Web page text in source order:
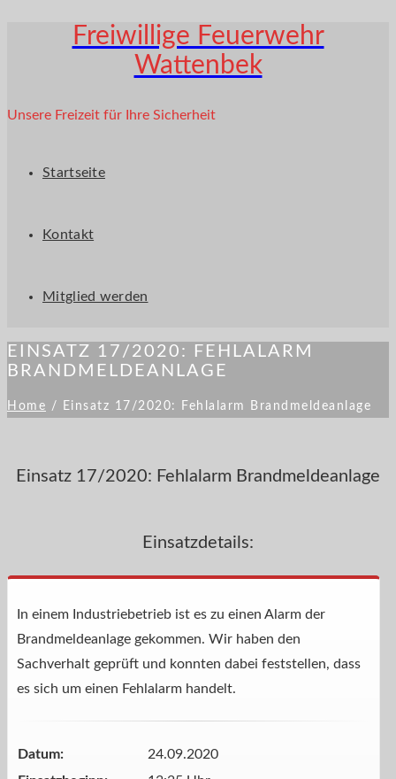
Freiwillige Feuerwehr
Wattenbek
Unsere Freizeit für Ihre Sicherheit
Startseite
Kontakt
Mitglied werden
EINSATZ 17/2020: FEHLALARM
BRANDMELDEANLAGE
Home / Einsatz 17/2020: Fehlalarm Brandmeldeanlage
Einsatz 17/2020: Fehlalarm Brandmeldeanlage
Einsatzdetails:
In einem Industriebetrieb ist es zu einen Alarm der
Brandmeldeanlage gekommen. Wir haben den
Sachverhalt geprüft und konnten dabei feststellen, dass
es sich um einen Fehlalarm handelt.
Datum:
24.09.2020